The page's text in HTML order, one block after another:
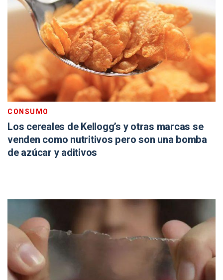
CONSUMO
Los cereales de Kellogg’s y otras marcas se
venden como nutritivos pero son una bomba
de azúcar y aditivos